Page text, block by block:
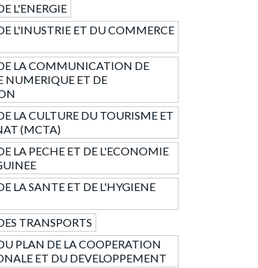
L'ENERGIE
L'INUSTRIE ET DU COMMERCE
LA COMMUNICATION DE
NUMERIQUE ET DE
LA CULTURE DU TOURISME ET
(MCTA)
LA PECHE ET DE L'ECONOMIE
LA SANTE ET DE L'HYGIENE
TRANSPORTS
PLAN DE LA COOPERATION
ET DU DEVELOPPEMENT